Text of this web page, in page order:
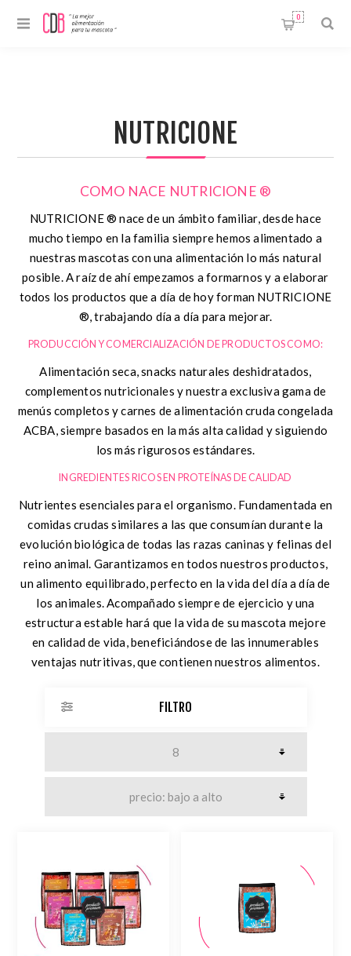
0
NUTRICIONE
COMO NACE NUTRICIONE ®
NUTRICIONE ® nace de un ámbito familiar, desde hace
mucho tiempo en la familia siempre hemos alimentado a
nuestras mascotas con una alimentación lo más natural
posible. A raíz de ahí empezamos a formarnos y a elaborar
todos los productos que a día de hoy forman NUTRICIONE
®, trabajando día a día para mejorar.
PRODUCCIÓN Y COMERCIALIZACIÓN DE PRODUCTOS COMO:
Alimentación seca, snacks naturales deshidratados,
complementos nutricionales y nuestra exclusiva gama de
menús completos y carnes de alimentación cruda congelada
ACBA, siempre basados en la más alta calidad y siguiendo
los más rigurosos estándares.
INGREDIENTES RICOS EN PROTEÍNAS DE CALIDAD
Nutrientes esenciales para el organismo. Fundamentada en
comidas crudas similares a las que consumían durante la
evolución biológica de todas las razas caninas y felinas del
reino animal. Garantizamos en todos nuestros productos,
un alimento equilibrado, perfecto en la vida del día a día de
los animales. Acompañado siempre de ejercicio y una
estructura estable hará que la vida de su mascota mejore
en calidad de vida, beneficiándose de las innumerables
ventajas nutritivas, que contienen nuestros alimentos.
FILTRO